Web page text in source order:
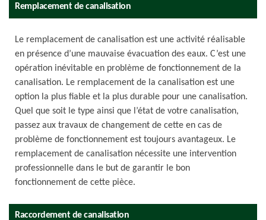
Remplacement de canalisation
Le remplacement de canalisation est une activité réalisable
en présence d’une mauvaise évacuation des eaux. C’est une
opération inévitable en problème de fonctionnement de la
canalisation. Le remplacement de la canalisation est une
option la plus fiable et la plus durable pour une canalisation.
Quel que soit le type ainsi que l’état de votre canalisation,
passez aux travaux de changement de cette en cas de
problème de fonctionnement est toujours avantageux. Le
remplacement de canalisation nécessite une intervention
professionnelle dans le but de garantir le bon
fonctionnement de cette pièce.
Raccordement de canalisation